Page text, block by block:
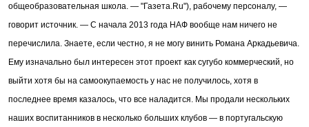
общеобразовательная школа. — "Газета.Ru"), рабочему персоналу, —
говорит источник. — С начала 2013 года НАФ вообще нам ничего не
перечислила. Знаете, если честно, я не могу винить Романа Аркадьевича.
Ему изначально был интересен этот проект как сугубо коммерческий, но
выйти хотя бы на самоокупаемость у нас не получилось, хотя в
последнее время казалось, что все наладится. Мы продали нескольких
наших воспитанников в несколько больших клубов — в португальскую